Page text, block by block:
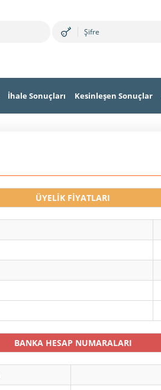
İhale Sonuçları Kesinleşen Sonuçlar
ÜYELİK FİYATLARI
BANKA HESAP NUMARALARI